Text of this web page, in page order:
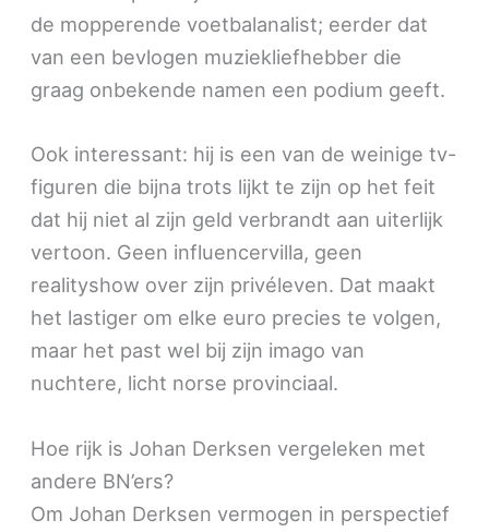
de mopperende voetbalanalist; eerder dat
van een bevlogen muziekliefhebber die
graag onbekende namen een podium geeft.
Ook interessant: hij is een van de weinige tv-
figuren die bijna trots lijkt te zijn op het feit
dat hij niet al zijn geld verbrandt aan uiterlijk
vertoon. Geen influencervilla, geen
realityshow over zijn privéleven. Dat maakt
het lastiger om elke euro precies te volgen,
maar het past wel bij zijn imago van
nuchtere, licht norse provinciaal.
Hoe rijk is Johan Derksen vergeleken met
andere BN’ers?
Om Johan Derksen vermogen in perspectief